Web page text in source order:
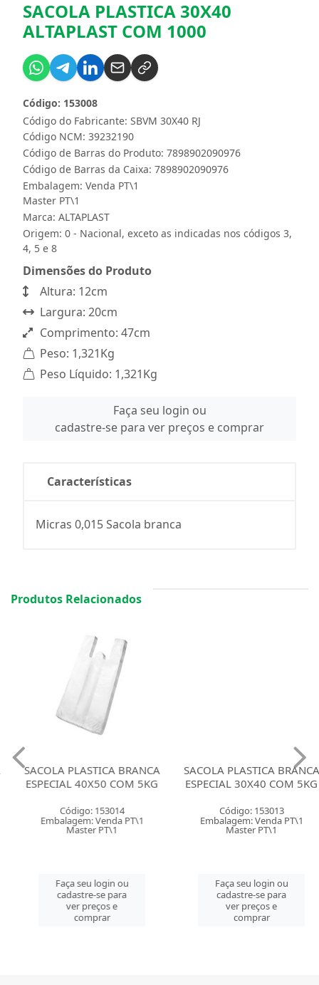
SACOLA PLASTICA 30X40
ALTAPLAST COM 1000
Código do Fabricante: SBVM 30X40 RJ
Código: 153008
Código NCM: 39232190
Código de Barras do Produto: 7898902090976
Código de Barras da Caixa: 7898902090976
Embalagem: Venda PT\1
Master PT\1
Marca: ALTAPLAST
Origem: 0 - Nacional, exceto as indicadas nos códigos 3,
4, 5 e 8
Dimensões do Produto
Altura: 12cm
Largura: 20cm
Comprimento: 47cm
Peso: 1,321Kg
Peso Líquido: 1,321Kg
Faça seu login ou
cadastre-se para ver preços e comprar
Características
Micras 0,015 Sacola branca
Produtos Relacionados
SACOLA PLASTICA BRANCA
ESPECIAL 40X50 COM 5KG
Código: 153014
Embalagem: Venda PT\1
Master PT\1
Faça seu login ou
cadastre-se para
ver preços e
comprar
SACOLA PLASTICA BRANCA
ESPECIAL 30X40 COM 5KG
Código: 153013
Embalagem: Venda PT\1
Master PT\1
Faça seu login ou
cadastre-se para
ver preços e
comprar